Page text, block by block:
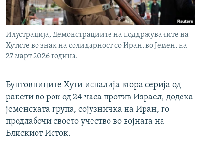
Илустрација, Демонстрациите на поддржувачите на
Хутите во знак на солидарност со Иран, во Јемен, на
27 март 2026 година.
Бунтовниците Хути испалија втора серија од
ракети во рок од 24 часа против Израел, додека
јеменската група, сојузничка на Иран, го
продлабочи своето учество во војната на
Блискиот Исток.